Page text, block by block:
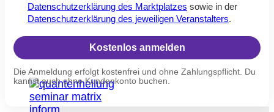
Datenschutzerklärung des Marktplatzes sowie in der
Datenschutzerklärung des jeweiligen Veranstalters.
Kostenlos anmelden
Die Anmeldung erfolgt kostenfrei und ohne Zahlungspflicht. Du
kannst auch ohne Kundenkonto buchen.